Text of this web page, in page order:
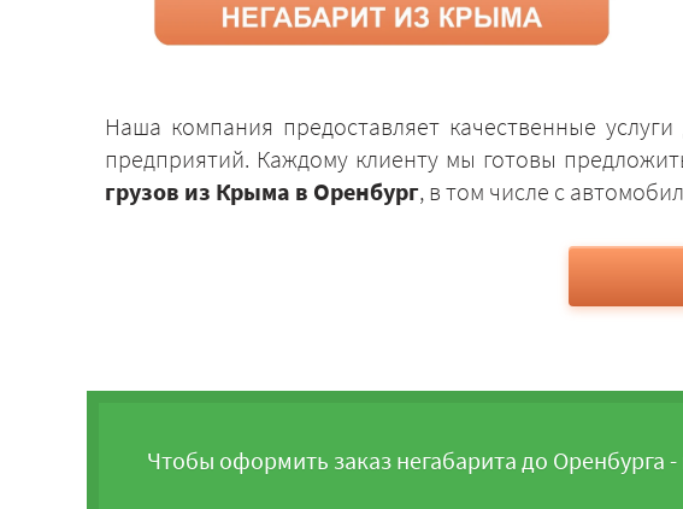
Наша компания предоставляет качественные
предприятий. Каждому клиенту мы готовы
грузов из Крыма в Оренбург, в том числе с
Чтобы оформить заказ негабарита до Оренбурга